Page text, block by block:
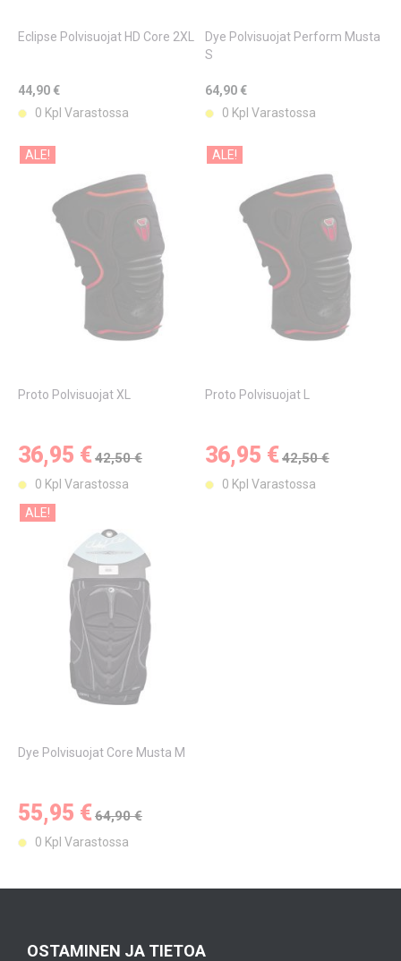
Eclipse Polvisuojat HD Core 2XL
44,90 €
0 Kpl Varastossa
Dye Polvisuojat Perform Musta
S
64,90 €
0 Kpl Varastossa
ALE!
Proto Polvisuojat XL
36,95 €42,50 €
0 Kpl Varastossa
ALE!
Proto Polvisuojat L
36,95 €42,50 €
0 Kpl Varastossa
ALE!
Dye Polvisuojat Core Musta M
55,95 €64,90 €
0 Kpl Varastossa
OSTAMINEN JA TIETOA